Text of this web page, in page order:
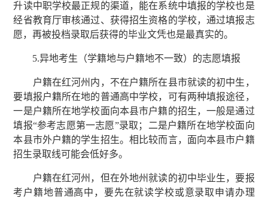
升读中职学校最正规的渠道，能在系统中填报的学校也是
经省教育厅审核通过、获得招生资格的学校，通过填报志
愿，再被投档录取后获得的毕业文凭也是最真实的。
5.异地考生（学籍地与户籍地不一致）的志愿填报
户籍在红河州内，不在户籍所在县市就读的初中生，
要填报户籍所在地的普通高中学校，可有两种填报途径，
一是户籍所在地学校面向本县市户籍的招生，一般是通过
填报“参考志愿第一志愿”录取；二是户籍所在地学校面向
本县市外户籍的学生招生。相比较而言，面向本县市户籍
招生录取线可能会低好多。
户籍在红河州，但在外地州就读的初中毕业生，要报
考户籍地普通高中，要先在就读学校或意录取申请办理